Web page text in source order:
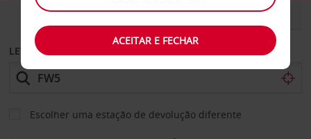
CARRO COMERCIAIS
LEVANTAR EM
Escolher uma estação de devolução diferente
ACEITAR E FECHAR